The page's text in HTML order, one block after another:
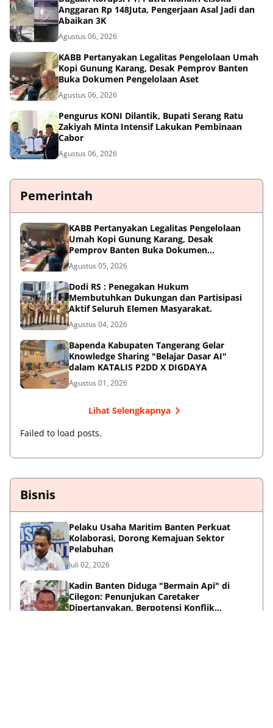
Anggaran Rp 148Juta, Pengerjaan Asal Jadi dan
Abaikan 3K
Agustus 06, 2026
KABB Pertanyakan Legalitas Pengelolaan Umah
Kopi Gunung Karang, Desak Pemprov Banten
Buka Dokumen Pengelolaan Aset
Agustus 06, 2026
Pengurus KONI Dilantik, Bupati Serang Ratu
Zakiyah Minta Intensif Lakukan Pembinaan
Cabor
Agustus 06, 2026
Pemerintah
KABB Pertanyakan Legalitas Pengelolaan
Umah Kopi Gunung Karang, Desak
Pemprov Banten Buka Dokumen
Pengelolaan Aset
Agustus 05, 2026
Dodi RS : Penegakan Hukum
Membutuhkan Dukungan dan Partisipasi
Aktif Seluruh Elemen Masyarakat.
Agustus 04, 2026
Bapenda Kabupaten Tangerang Gelar
Knowledge Sharing "Belajar Dasar AI"
dalam KATALIS P2DD X DIGDAYA
Agustus 01, 2026
Lihat Selengkapnya
Failed to load posts.
Bisnis
Pelaku Usaha Maritim Banten Perkuat
Kolaborasi, Dorong Kemajuan Sektor
Pelabuhan
Juli 02, 2026
Kadin Banten Diduga "Bermain Api" di
Cilegon: Penunjukan Caretaker
Dipertanyakan, Berpotensi Konflik